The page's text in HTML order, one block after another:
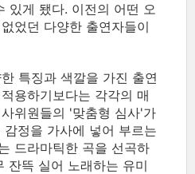
있게 됐다. 이전의 어떤 오
었던 다양한 출연자들이
특징과 색깔을 가진 출연
용하기보다는 각각의 매
위원들의 '맞춤형 심사'가
정을 가사에 넣어 부르는
드라마틱한 곡을 선곡하
잔뜩 실어 노래하는 유미